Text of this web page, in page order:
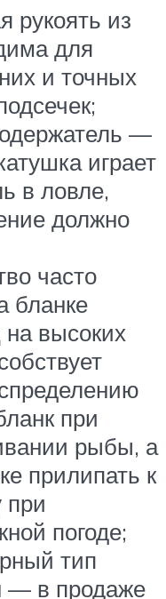
рукоять из
для
и точных
—
играет
в ловле,
должно
часто
бланке
на высоких
при
рыбы, а
прилипать к
погоде;
тип
— в продаже